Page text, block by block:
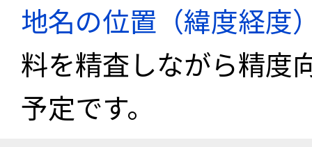
地名の位置（緯度経度
料を精査しながら精度
予定です。